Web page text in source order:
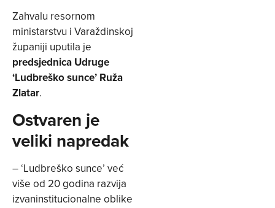
Zahvalu resornom
ministarstvu i Varaždinskoj
županiji uputila je
predsjednica Udruge
‘Ludbreško sunce’ Ruža
Zlatar.
Ostvaren je
veliki napredak
– ‘Ludbreško sunce’ već
više od 20 godina razvija
izvaninstitucionalne oblike